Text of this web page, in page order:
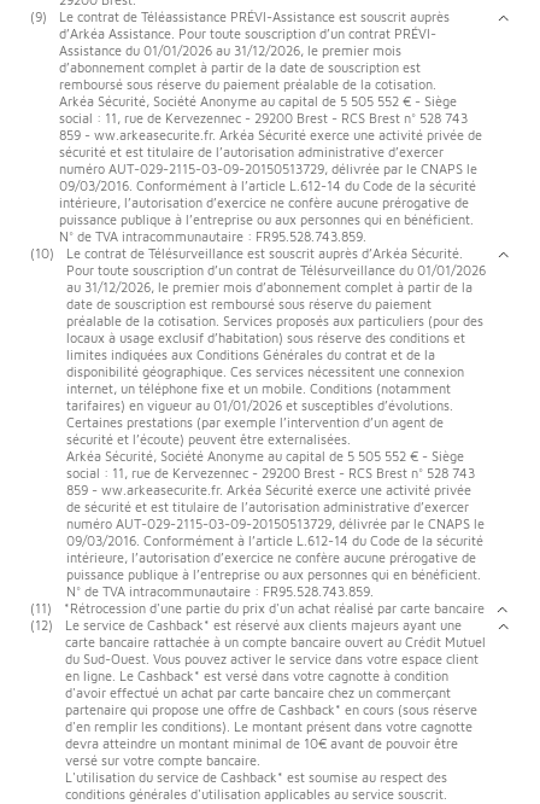
(9)
Le contrat de Téléassistance PRÉVI-Assistance est souscrit auprès
d’Arkéa Assistance. Pour toute souscription d’un contrat PRÉVI-
Assistance du 01/01/2026 au 31/12/2026, le premier mois
d’abonnement complet à partir de la date de souscription est
remboursé sous réserve du paiement préalable de la cotisation.
Arkéa Sécurité, Société Anonyme au capital de 5 505 552 € - Siège
social : 11, rue de Kervezennec - 29200 Brest - RCS Brest n° 528 743
859 - ww.arkeasecurite.fr. Arkéa Sécurité exerce une activité privée de
sécurité et est titulaire de l’autorisation administrative d’exercer
numéro AUT-029-2115-03-09-20150513729, délivrée par le CNAPS le
09/03/2016. Conformément à l’article L.612-14 du Code de la sécurité
intérieure, l’autorisation d’exercice ne confère aucune prérogative de
puissance publique à l’entreprise ou aux personnes qui en bénéficient.
N° de TVA intracommunautaire : FR95.528.743.859.
(10)
Le contrat de Télésurveillance est souscrit auprès d’Arkéa Sécurité.
Pour toute souscription d’un contrat de Télésurveillance du 01/01/2026
au 31/12/2026, le premier mois d’abonnement complet à partir de la
date de souscription est remboursé sous réserve du paiement
préalable de la cotisation. Services proposés aux particuliers (pour des
locaux à usage exclusif d’habitation) sous réserve des conditions et
limites indiquées aux Conditions Générales du contrat et de la
disponibilité géographique. Ces services nécessitent une connexion
internet, un téléphone fixe et un mobile. Conditions (notamment
tarifaires) en vigueur au 01/01/2026 et susceptibles d’évolutions.
Certaines prestations (par exemple l’intervention d’un agent de
sécurité et l’écoute) peuvent être externalisées.
Arkéa Sécurité, Société Anonyme au capital de 5 505 552 € - Siège
social : 11, rue de Kervezennec - 29200 Brest - RCS Brest n° 528 743
859 - ww.arkeasecurite.fr. Arkéa Sécurité exerce une activité privée
de sécurité et est titulaire de l’autorisation administrative d’exercer
numéro AUT-029-2115-03-09-20150513729, délivrée par le CNAPS le
09/03/2016. Conformément à l’article L.612-14 du Code de la sécurité
intérieure, l’autorisation d’exercice ne confère aucune prérogative de
puissance publique à l’entreprise ou aux personnes qui en bénéficient.
N° de TVA intracommunautaire : FR95.528.743.859.
(11)
*Rétrocession d'une partie du prix d'un achat réalisé par carte bancaire
(12)
Le service de Cashback* est réservé aux clients majeurs ayant une
carte bancaire rattachée à un compte bancaire ouvert au Crédit Mutuel
du Sud-Ouest. Vous pouvez activer le service dans votre espace client
en ligne. Le Cashback* est versé dans votre cagnotte à condition
d'avoir effectué un achat par carte bancaire chez un commerçant
partenaire qui propose une offre de Cashback* en cours (sous réserve
d'en remplir les conditions). Le montant présent dans votre cagnotte
devra atteindre un montant minimal de 10€ avant de pouvoir être
versé sur votre compte bancaire.
L'utilisation du service de Cashback* est soumise au respect des
conditions générales d'utilisation applicables au service souscrit.